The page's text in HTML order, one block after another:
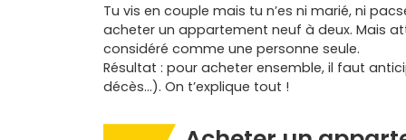
Tu vis en couple mais tu n’es ni marié, ni
acheter un appartement neuf à deux. Mais
considéré comme une personne seule.
Résultat : pour acheter ensemble, il faut
décès…). On t’explique tout !